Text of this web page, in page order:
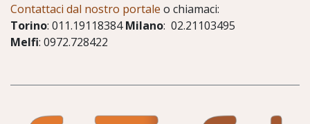
Contattaci dal nostro portale o chiamaci:
Torino: 011.19118384Milano: 02.21103495
Melfi: 0972.728422